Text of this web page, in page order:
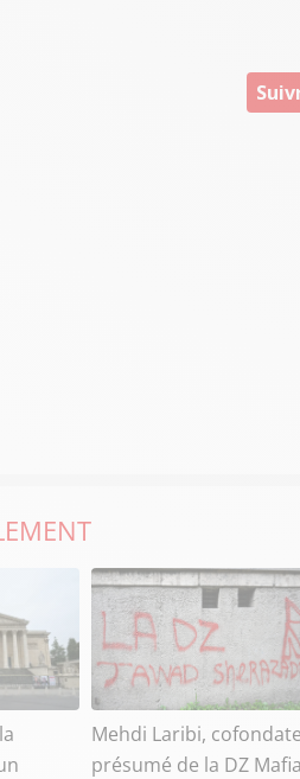
Mehdi Laribi,
présumé de la DZ